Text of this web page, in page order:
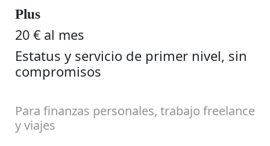
Plus
20 € al mes
Estatus y servicio de primer nivel, sin
compromisos
Para finanzas personales, trabajo freelance
y viajes